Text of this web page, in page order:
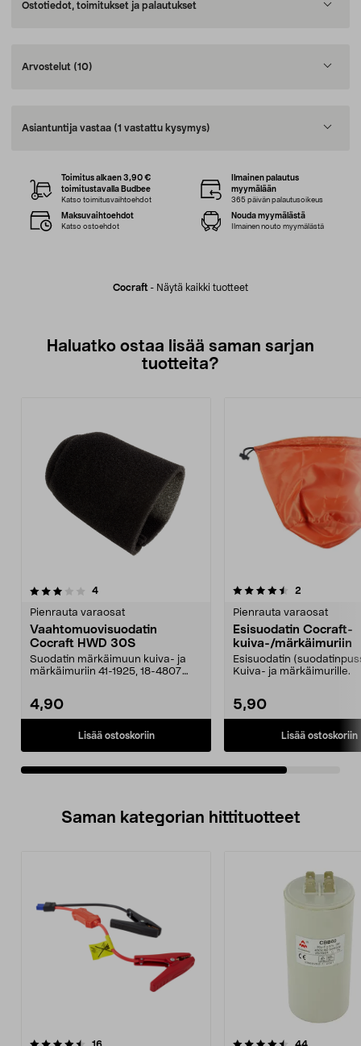
Ostotiedot, toimitukset ja palautukset
Arvostelut (10)
Asiantuntija vastaa (1 vastattu kysymys)
Cocraft - Näytä kaikki tuotteet
Toimitus alkaen 3,90 €
toimitustavalla Budbee
Katso toimitusvaihtoehdot
Ilmainen palautus
myymälään
365 päivän palautusoikeus
Maksuvaihtoehdot
Katso ostoehdot
Nouda myymälästä
Ilmainen nouto myymälästä
Haluatko ostaa lisää saman sarjan
tuotteita?
4arvostelut
Pienrauta varaosat
Vaahtomuovisuodatin
Cocraft HWD 30S
Suodatin märkäimuun kuiva- ja
märkäimuriin 41-1925, 18-4807
4,90
Lisää ostoskoriin
4.5viidestä
2
Pienrauta varaosat
Esisuodatin Cocraft-
kuiva-/märkäimuriin
Esisuodatin
Kuiva- ja märkäimurille.
5,90
Lisää ostoskoriin
Saman kategorian hittituotteet
arvostelut
4.5 viidestä arvostelut
4.0 viidestä